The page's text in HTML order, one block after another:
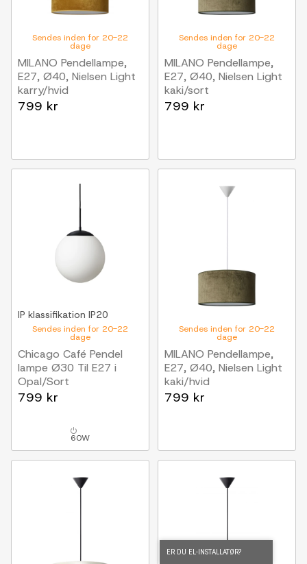
Sendes inden for 20-22
dage
MILANO Pendellampe,
E27, Ø40, Nielsen Light
karry/hvid
799 kr
Sendes inden for 20-22
dage
MILANO Pendellampe,
E27, Ø40, Nielsen Light
kaki/sort
799 kr
Sendes inden for 20-22
dage
IP klassifikation IP20
Chicago Café Pendel
lampe Ø30 Til E27 i
Opal/Sort
Nielsen Light
799 kr
60W
Sendes inden for 20-22
dage
MILANO Pendellampe,
E27, Ø40, Nielsen Light
kaki/hvid
799 kr
ER DU EL-INSTALLATØR?